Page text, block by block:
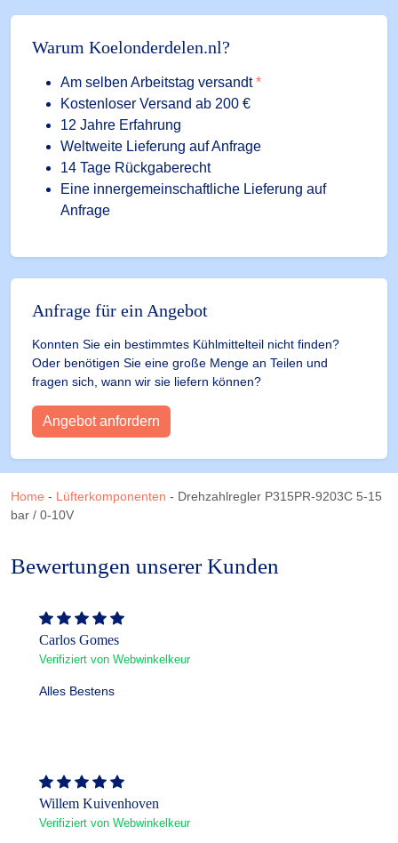
0-
10V
Warum Koelonderdelen.nl?
Am selben Arbeitstag versandt*
Kostenloser Versand ab 200 €
12 Jahre Erfahrung
Weltweite Lieferung auf Anfrage
14 Tage Rückgaberecht
Eine innergemeinschaftliche Lieferung auf
Anfrage
Anfrage für ein Angebot
Konnten Sie ein bestimmtes Kühlmittelteil nicht finden?
Oder benötigen Sie eine große Menge an Teilen und
fragen sich, wann wir sie liefern können?
Angebot anfordern
Home - Lüfterkomponenten - Drehzahlregler P315PR-9203C 5-15
bar / 0-10V
Bewertungen unserer Kunden
Carlos Gomes
Verifiziert von Webwinkelkeur
Alles Bestens
Willem Kuivenhoven
Verifiziert von Webwinkelkeur